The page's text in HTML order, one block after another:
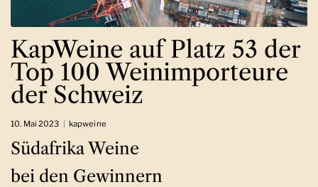
KapWeine auf Platz 53 der
Top 100 Weinimporteure
der Schweiz
10. Mai 2023 kapweine
Südafrika Weine
bei den Gewinnern